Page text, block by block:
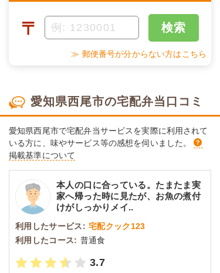
〒 検索
≫ 郵便番号が分からない方はこちら
愛知県西尾市の宅配弁当口コミ
愛知県西尾市で宅配弁当サービスを実際に利用されて
いる方に、味やサービス等の感想を伺いました。
掲載基準について
本人の口に合っている。たまたま実
家へ帰った時に見たが、お魚の煮付
けがしっかりメイ..
利用したサービス: 宅配クック123
利用したコース: 普通食
3.7